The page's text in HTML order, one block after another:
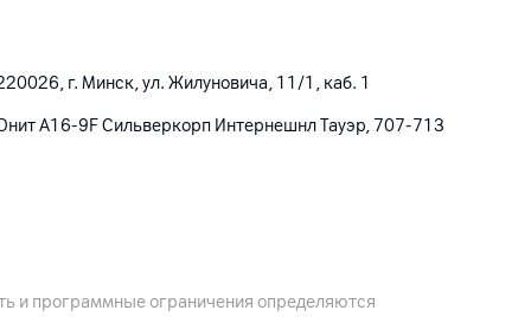
г. Минск, ул. Жилуновича, 11/1, каб. 1
А16-9F Сильверкорп Интернешнл Тауэр, 707-713
и программные ограничения определяются